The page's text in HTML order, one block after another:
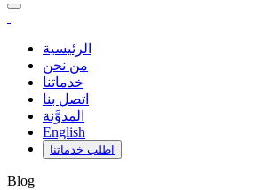
الرئيسية
من نحن
خدماتنا
اتصل بنا
المدوَّنة
English
اطلب خدماتنا
Blog